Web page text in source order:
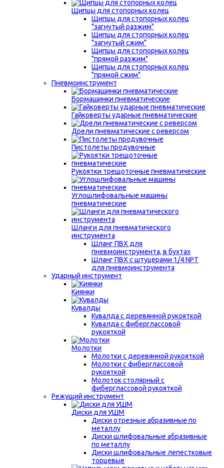
Щипцы для стопорных колец
Щипцы для стопорных колец
"загнутый разжим"
Щипцы для стопорных колец
"загнутый сжим"
Щипцы для стопорных колец
"прямой разжим"
Щипцы для стопорных колец
"прямой сжим"
Пневмоинструмент
Бормашинки пневматические
Гайковерты ударные пневматические
Дрели пневматические с реверсом
Пистолеты продувочные
Рукоятки трещоточные пневматические
Углошлифовальные машины
пневматические
Шланги для пневматического
инструмента
Шланг ПВХ для
пневмоинструмента, в бухтах
Шланг ПВХ с штуцерами 1/4 NPT
для пневмоинструмента
Ударный инструмент
Киянки
Кувалды
Кувалда с деревянной рукояткой
Кувалда с фиберглассовой
рукояткой
Молотки
Молотки с деревянной рукояткой
Молотки с фиберглассовой
рукояткой
Молоток столярный с
фиберглассовой рукояткой
Режущий инструмент
Диски для УШМ
Диски отрезные абразивные по
металлу
Диски шлифовальные абразивные
по металлу
Диски шлифовальные лепестковые
торцевые